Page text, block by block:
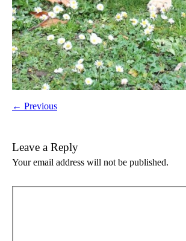
← Previous
Leave a Reply
Your email address will not be published.